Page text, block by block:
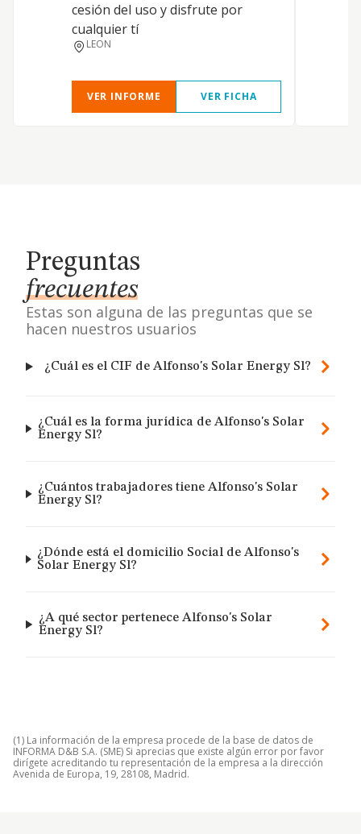
cesión del uso y disfrute por
cualquier tí
LEON
VER INFORME VER FICHA
Preguntas
frecuentes
Estas son alguna de las preguntas que se
hacen nuestros usuarios
¿Cuál es el CIF de Alfonso's Solar Energy Sl?
¿Cuál es la forma jurídica de Alfonso's Solar
Energy Sl?
¿Cuántos trabajadores tiene Alfonso's Solar
Energy Sl?
¿Dónde está el domicilio Social de Alfonso's
Solar Energy Sl?
¿A qué sector pertenece Alfonso's Solar
Energy Sl?
(1) La información de la empresa procede de la base de datos de
INFORMA D&B S.A. (SME) Si aprecias que existe algún error por favor
dirígete acreditando tu representación de la empresa a la dirección
Avenida de Europa, 19, 28108, Madrid.